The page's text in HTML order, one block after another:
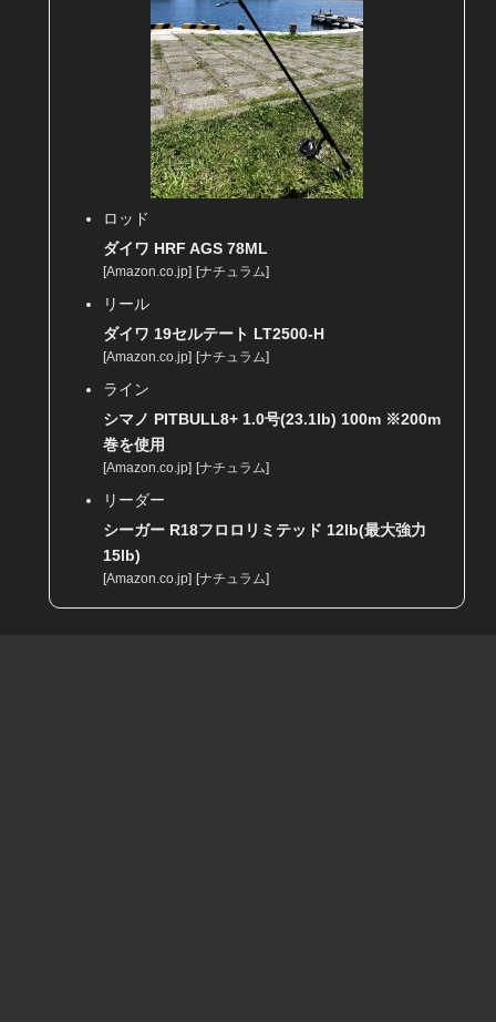
ロッド
ダイワ HRF AGS 78ML
[Amazon.co.jp] [ナチュラム]
リール
ダイワ 19セルテート LT2500-H
[Amazon.co.jp] [ナチュラム]
ライン
シマノ PITBULL8+ 1.0号(23.1lb) 100m ※200m
巻を使用
[Amazon.co.jp] [ナチュラム]
リーダー
シーガー R18フロロリミテッド 12lb(最大強力
15lb)
[Amazon.co.jp] [ナチュラム]